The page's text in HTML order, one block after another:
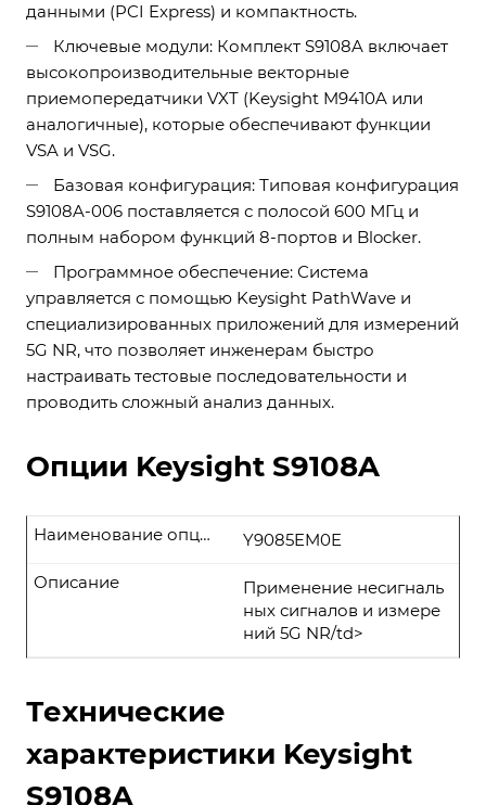
данными (PCI Express) и компактность.
Ключевые модули: Комплект S9108A включает
высокопроизводительные векторные
приемопередатчики VXT (Keysight M9410A или
аналогичные), которые обеспечивают функции
VSA и VSG.
Базовая конфигурация: Типовая конфигурация
S9108A-006 поставляется с полосой 600 МГц и
полным набором функций 8-портов и Blocker.
Программное обеспечение: Система
управляется с помощью Keysight PathWave и
специализированных приложений для измерений
5G NR, что позволяет инженерам быстро
настраивать тестовые последовательности и
проводить сложный анализ данных.
Опции Keysight S9108A
Y9085EM0E
Наименование опции
Применение несигналь
ных сигналов и измере
ний 5G NR/td>
Описание
Технические
характеристики Keysight
S9108A